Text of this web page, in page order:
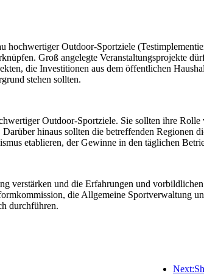
hochwertiger Outdoor-Sportziele
Groß angelegte Veranstaltungsprojekte
die Investitionen aus dem öffentlichen
stehen sollten.
Outdoor-Sportziele. Sie sollten ihre
hinaus sollten die betreffenden Regionen
etablieren, der Gewinne in den täglichen
verstärken und die Erfahrungen und
die Allgemeine Sportverwaltung
durchführen.